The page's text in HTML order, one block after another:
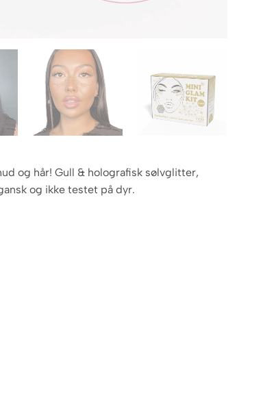
og hår! Gull & holografisk sølvglitter,
og ikke testet på dyr.